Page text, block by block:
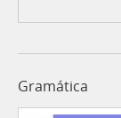
Gramática